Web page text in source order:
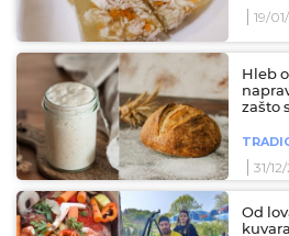
19/
Hleb
zašto
31/
Od